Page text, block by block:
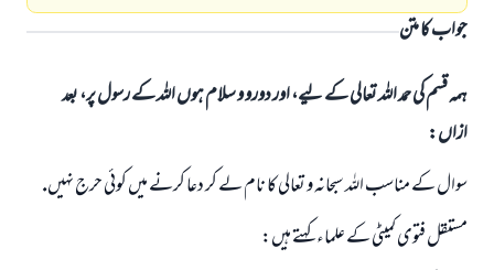
جواب کا متن
ہمہ قسم کی حمد اللہ تعالی کے لیے، اور دورو و سلام ہوں اللہ کے رسول پر، بعد
ازاں:
سوال كے مناسب اللہ سبحانہ و تعالى كا نام لے كر دعا كرنے ميں كوئى حرج نہيں.
مستقل فتوى كميٹى كے علماء كہتے ہيں: